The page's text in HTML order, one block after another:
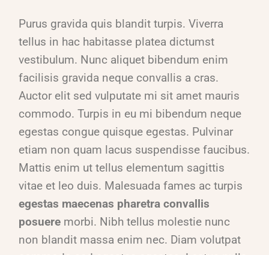
Purus gravida quis blandit turpis. Viverra
tellus in hac habitasse platea dictumst
vestibulum. Nunc aliquet bibendum enim
facilisis gravida neque convallis a cras.
Auctor elit sed vulputate mi sit amet mauris
commodo. Turpis in eu mi bibendum neque
egestas congue quisque egestas. Pulvinar
etiam non quam lacus suspendisse faucibus.
Mattis enim ut tellus elementum sagittis
vitae et leo duis. Malesuada fames ac turpis
egestas maecenas pharetra convallis
posuere morbi. Nibh tellus molestie nunc
non blandit massa enim nec. Diam volutpat